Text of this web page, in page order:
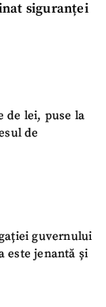
siguranței
de lei, puse la
de
guvernului
este jenantă și